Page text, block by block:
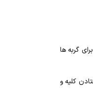
گربه ها
کلیه و